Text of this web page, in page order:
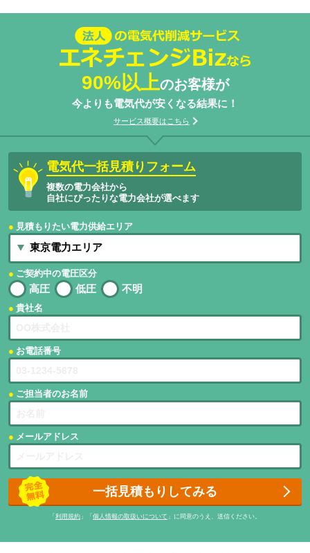
法人の電気代削減サービスエネチェン
ジBizなら
90%以上のお客様が
今よりも電気代が安くなる結果に！
サービス概要はこちら
電気代一括見積りフォーム
複数の電力会社から
自社にぴったりな電力会社が選べます
見積もりたい電力供給エリア
ご契約中の電圧区分
高圧 低圧 不明
貴社名
お電話番号
ご担当者のお名前
メールアドレス
一括見積もりしてみる
「 利用規約 」「 個人情報の取扱いについて 」に同意のうえ、送信ください。